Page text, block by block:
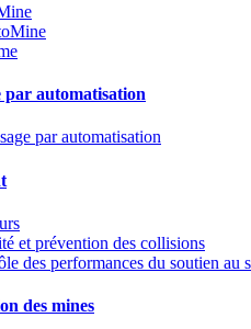
par automatisation
par automatisation
et prévention des collisions
des performances du soutien au
des mines